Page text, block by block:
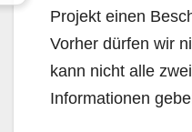
Projekt einen
Vorher dürfen wir
kann nicht alle
Informationen